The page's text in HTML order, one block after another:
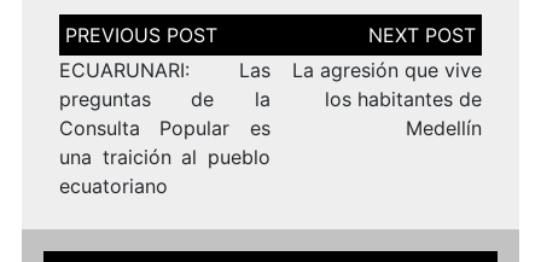
Navegación
de
entradas
ECUARUNARI: Las
preguntas de la
Consulta Popular es
una traición al pueblo
ecuatoriano
La agresión que vive
los habitantes de
Medellín